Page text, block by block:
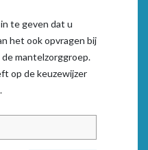
te geven dat u
het ook opvragen bij
mantelzorggroep.
op de keuzewijzer